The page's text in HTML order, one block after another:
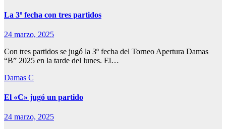
La 3º fecha con tres partidos
24 marzo, 2025
Con tres partidos se jugó la 3º fecha del Torneo Apertura Damas
“B” 2025 en la tarde del lunes. El…
Damas C
El «C» jugó un partido
24 marzo, 2025